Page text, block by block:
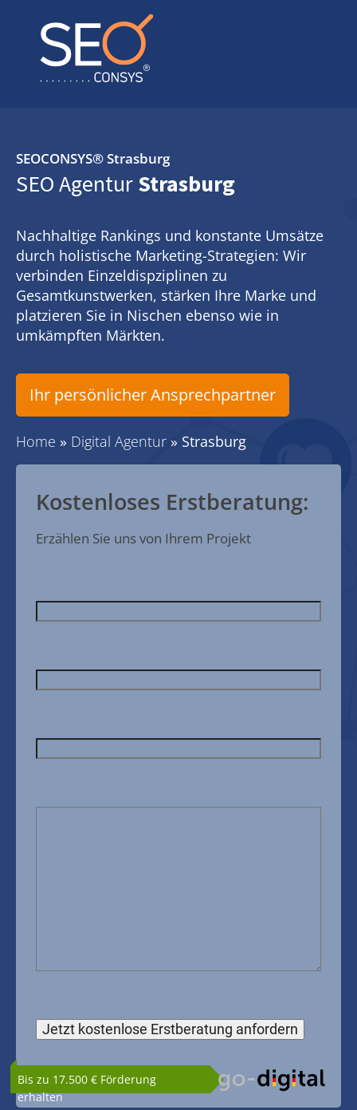
SEOCONSYS®Strasburg
SEO AgenturStrasburg
Nachhaltige Rankings und konstante Umsätze
durch holistische Marketing-Strategien: Wir
verbinden Einzeldispziplinen zu
Gesamtkunstwerken, stärken Ihre Marke und
platzieren Sie in Nischen ebenso wie in
umkämpften Märkten.
Ihr persönlicher Ansprechpartner
Home » Digital Agentur » Strasburg
Kostenloses Erstberatung:
Erzählen Sie uns von Ihrem Projekt
Bis zu 17.500 € Förderung
erhalten